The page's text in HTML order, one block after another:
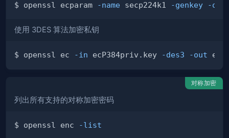
$ openssl ecparam -name secp224k1 -genkey -out
使用 3DES 算法加密私钥
$ openssl ec -in ecP384priv.key -des3 -out
对称加密
列出所有支持的对称加密密码
$ openssl enc -list